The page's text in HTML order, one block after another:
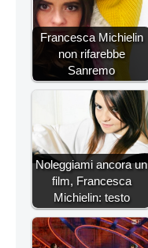
Francesca Michielin
non rifarebbe
Sanremo
Noleggiami ancora un
film, Francesca
Michielin: testo